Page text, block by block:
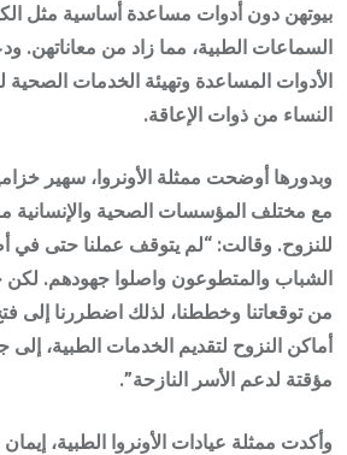
بيوتهن دون أدوات مساعدة أساسية مثل
السماعات الطبية، مما زاد من معاناتهن.
الأدوات المساعدة وتهيئة الخدمات
النساء من ذوات الإعاقة.
وبدورها أوضحت ممثلة الأونروا، سهير
مع مختلف المؤسسات الصحية والإنسانية
للنزوح. وقالت: “لم يتوقف عملنا حتى
الشباب والمتطوعون واصلوا جهودهم. لكن
من توقعاتنا وخططنا، لذلك اضطررنا إلى
أماكن النزوح لتقديم الخدمات الطبية،
مؤقتة لدعم الأسر النازحة”.
وأكدت ممثلة عيادات الأونروا الطبية،